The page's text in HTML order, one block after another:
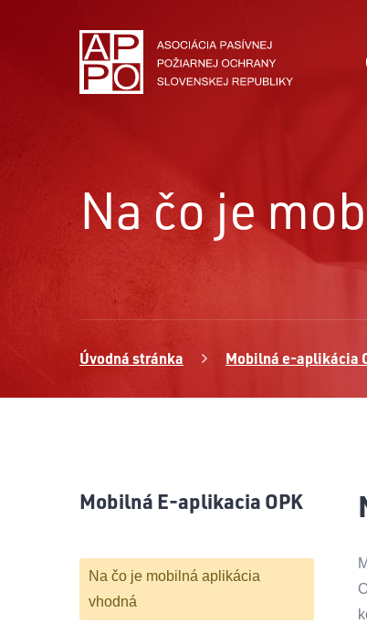
Na čo je
Úvodná stránka Mobilná e-aplikácia
Mobilná E-aplikacia OPK
Na čo je mobilná aplikácia
vhodná